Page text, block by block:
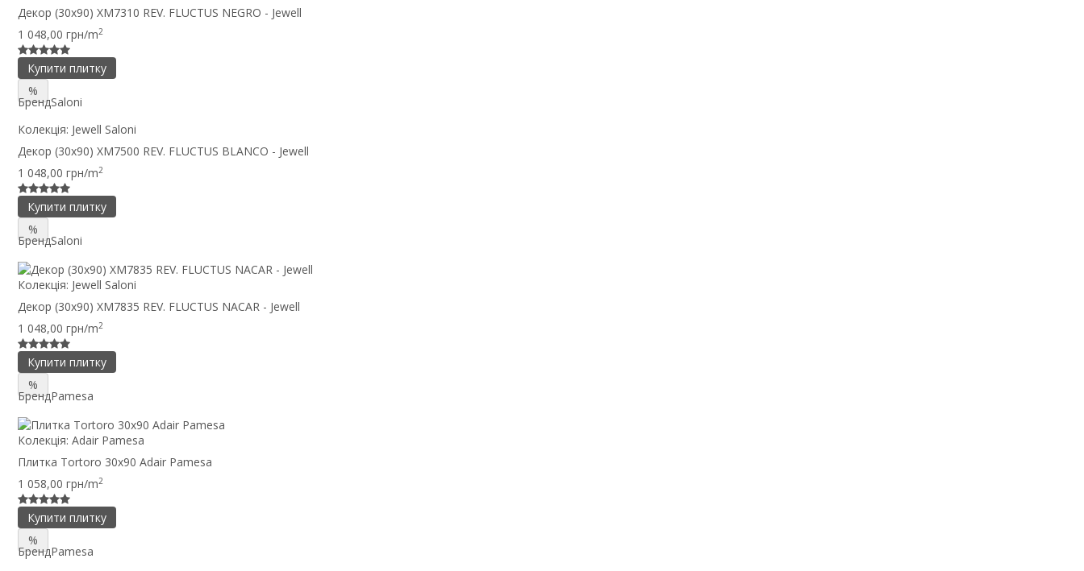
Декор (30x90) XM7310 REV. FLUCTUS NEGRO - Jewell
1 048,00 грн/m2
Купити плитку
%
БрендSaloni
Колекція: Jewell Saloni
Декор (30x90) XM7500 REV. FLUCTUS BLANCO - Jewell
1 048,00 грн/m2
Купити плитку
%
БрендSaloni
Колекція: Jewell Saloni
Декор (30x90) XM7835 REV. FLUCTUS NACAR - Jewell
1 048,00 грн/m2
Купити плитку
%
БрендPamesa
Колекція: Adair Pamesa
Плитка Tortoro 30x90 Adair Pamesa
1 058,00 грн/m2
Купити плитку
%
БрендPamesa